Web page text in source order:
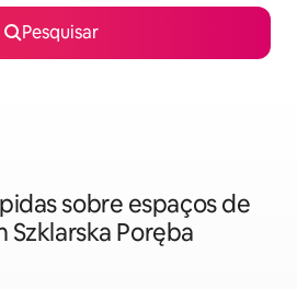
Pesquisar
sobre espaços de
Szklarska Poręba